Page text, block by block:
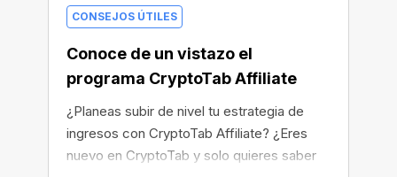
CONSEJOS ÚTILES
Conoce de un vistazo el
programa CryptoTab Affiliate
¿Planeas subir de nivel tu estrategia de
ingresos con CryptoTab Affiliate? ¿Eres
nuevo en CryptoTab y solo quieres saber